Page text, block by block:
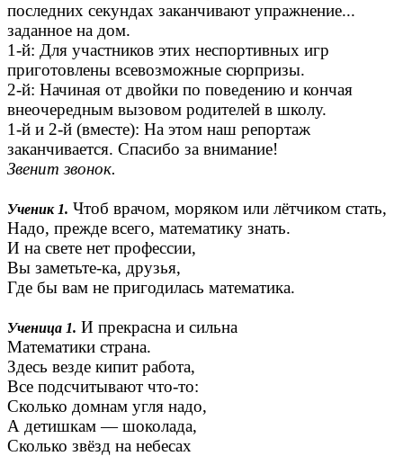
последних секундах заканчивают упражнение...
заданное на дом.
1-й: Для участников этих неспортивных игр
приготовлены всевозможные сюрпризы.
2-й: Начиная от двойки по поведению и кончая
внеочередным вызовом родителей в школу.
1-й и 2-й (вместе): На этом наш репортаж
заканчивается. Спасибо за внимание!
Звенит звонок.
Ученик 1. Чтоб врачом, моряком или лётчиком стать,
Надо, прежде всего, математику знать.
И на свете нет профессии,
Вы заметьте-ка, друзья,
Где бы вам не пригодилась математика.
Ученица 1. И прекрасна и сильна
Математики страна.
Здесь везде кипит работа,
Все подсчитывают что-то:
Сколько домнам угля надо,
А детишкам — шоколада,
Сколько звёзд на небесах